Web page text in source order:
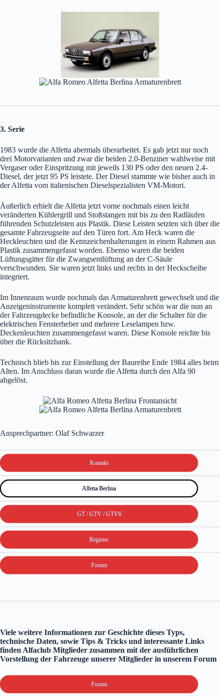
3. Serie
1983 wurde die Alfetta abermals überarbeitet. Es gab jetzt nur noch
drei Motorvarianten und zwar die beiden 2.0-Benziner wahlweise mit
Vergaser oder Einspritzung mit jeweils 130 PS oder den neuen 2.4-
Diesel, der jetzt 95 PS leistete. Der Diesel stammte wie bisher auch in
der Alfetta vom italienischen Dieselspezialisten VM-Motori.
Äußerlich erhielt die Alfetta jetzt vorne nochmals einen leicht
veränderten Kühlergrill und Stoßstangen mit bis zu den Radläufen
führenden Schutzleisten aus Plastik. Diese Leisten setzten sich über die
gesamte Fahrzeugseite auf den Türen fort. Am Heck waren die
Heckleuchten und die Kennzeichenhalterungen in einem Rahmen aus
Plastik zusammengefasst worden. Ebenso waren die beiden
Lüftungsgitter für die Zwangsentlüftung an der C-Säule
verschwunden. Sie waren jetzt links und rechts in der Heckscheibe
integriert.
Im Innenraum wurde nochmals das Armaturenbrett gewechselt und die
Anzeigeninstrumente komplett verändert. Sehr schön war die nun an
der Fahrzeugdecke befindliche Konsole, an der die Schalter für die
elektrischen Fensterheber und mehrere Leselampen bzw.
Deckenleuchten zusammengefasst waren. Diese Konsole reichte bis
über die Rücksitzbank.
Technisch blieb bis zur Einstellung der Baureihe Ende 1984 alles beim
Alten. Im Anschluss daran wurde die Alfetta durch den Alfa 90
abgelöst.
Ansprechpartner: Olaf Schwarzer
Kontakt
Alfetta Berlina
GT / GTV / GTV6
Register
Forum
Viele weitere Informationen zur Geschichte dieses Typs,
technische Daten, sowie Tips & Tricks und interessante Links
finden Alfaclub Mitglieder zusammen mit der ausführlichen
Vorstellung der Fahrzeuge unserer Mitglieder in unserem Forum
Forum